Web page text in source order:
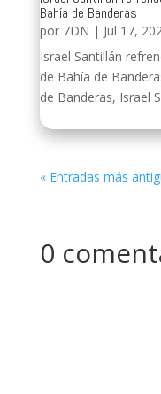
Bahía de Banderas
por 7DN | Jul 17,
Israel Santillán
de Bahía de
de Banderas, Israel
« Entradas más
0